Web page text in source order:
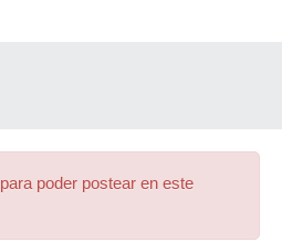
para poder postear en este